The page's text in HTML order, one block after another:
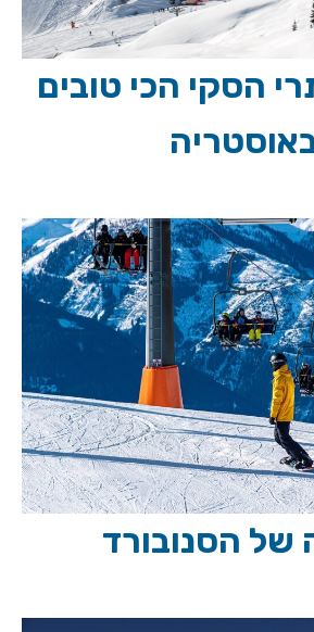
הסקי הכי טובים
של הסנובורד